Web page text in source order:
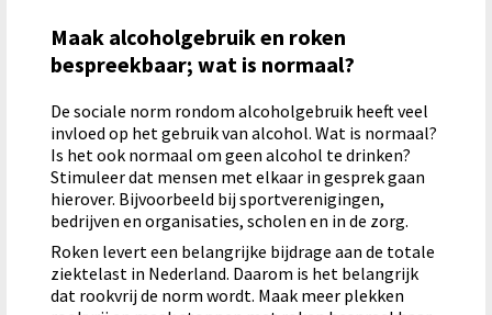
Maak alcoholgebruik en roken
bespreekbaar; wat is normaal?
De sociale norm rondom alcoholgebruik heeft veel
invloed op het gebruik van alcohol. Wat is normaal?
Is het ook normaal om geen alcohol te drinken?
Stimuleer dat mensen met elkaar in gesprek gaan
hierover. Bijvoorbeeld bij sportverenigingen,
bedrijven en organisaties, scholen en in de zorg.
Roken levert een belangrijke bijdrage aan de totale
ziektelast in Nederland. Daarom is het belangrijk
dat rookvrij de norm wordt. Maak meer plekken